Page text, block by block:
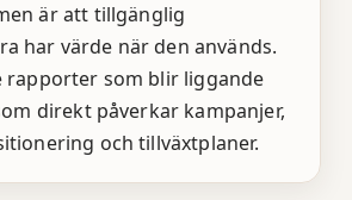
är att tillgänglig
har värde när den används.
rapporter som blir liggande
direkt påverkar kampanjer,
och tillväxtplaner.